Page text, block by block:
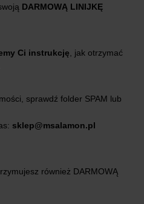
DARMOWĄ LINIJKĘ
Ci instrukcję, jak otrzymać
sprawdź folder SPAM lub
sklep@msalamon.pl
również DARMOWĄ